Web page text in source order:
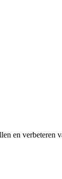
en verbeteren